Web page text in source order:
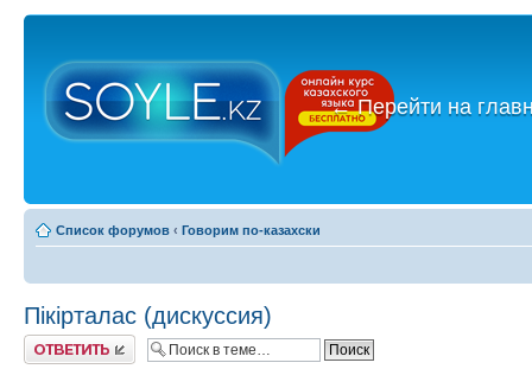
←Перейти на
Список форумов ‹ Говорим по-казахски
Пікірталас (дискуссия)
Ответить